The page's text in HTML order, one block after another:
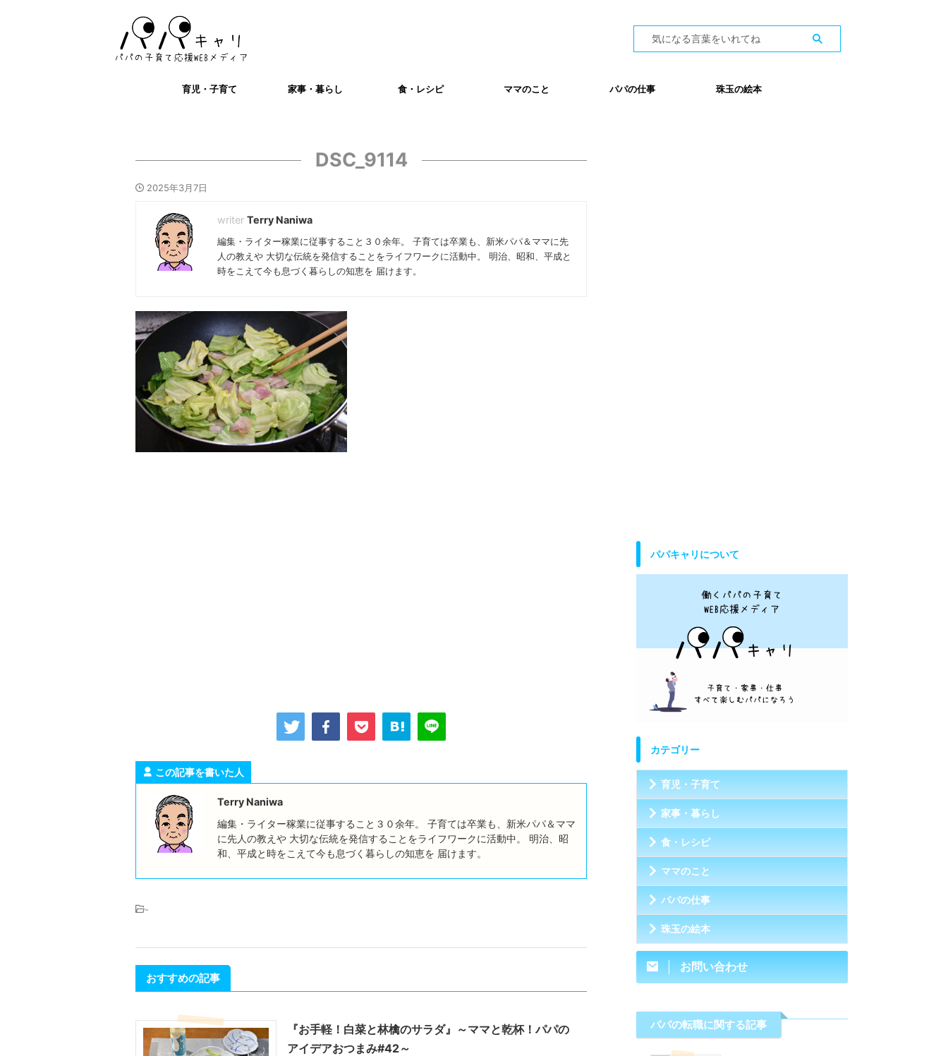
育児・子育て 家事・暮らし 食・レシピ ママのこと パパの仕事 珠玉の絵本
DSC_9114
2025年3月7日
Terry Naniwa
編集・ライター稼業に従事すること３０余年。 子育ては卒業も、新米パパ＆ママに先
人の教えや 大切な伝統を発信することをライフワークに活動中。 明治、昭和、平成と
時をこえて今も息づく暮らしの知恵を 届けます。
この記事を書いた人
Terry Naniwa
編集・ライター稼業に従事すること３０余年。 子育ては卒業も、新米パパ＆ママ
に先人の教えや 大切な伝統を発信することをライフワークに活動中。 明治、昭
和、平成と時をこえて今も息づく暮らしの知恵を 届けます。
-
おすすめの記事
『お手軽！白菜と林檎のサラダ』～ママと乾杯！パパの
アイデアおつまみ#42～
パパキャリについて
カテゴリー
育児・子育て
家事・暮らし
食・レシピ
ママのこと
パパの仕事
珠玉の絵本
お問い合わせ
パパの転職に関する記事